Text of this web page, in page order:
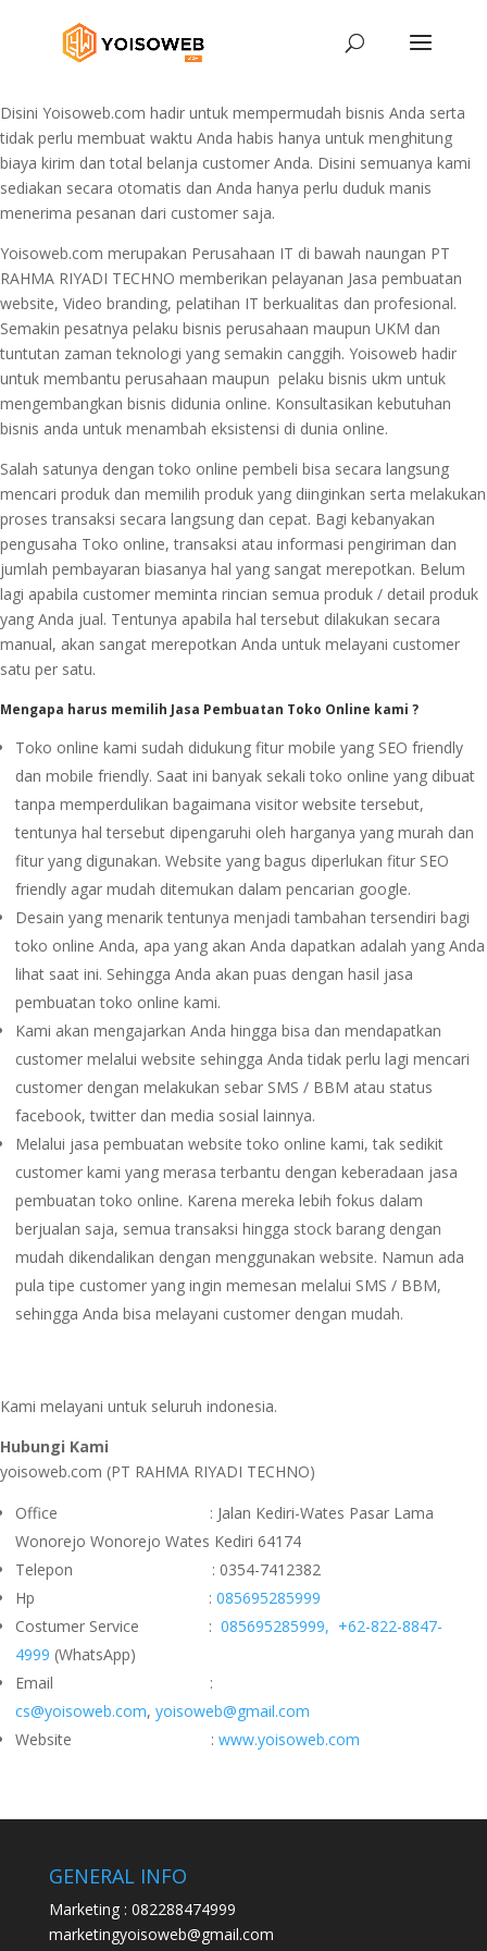
Disini Yoisoweb.com hadir untuk mempermudah bisnis Anda serta
tidak perlu membuat waktu Anda habis hanya untuk menghitung
biaya kirim dan total belanja customer Anda. Disini semuanya kami
sediakan secara otomatis dan Anda hanya perlu duduk manis
menerima pesanan dari customer saja.
Yoisoweb.com merupakan Perusahaan IT di bawah naungan PT
RAHMA RIYADI TECHNO memberikan pelayanan Jasa pembuatan
website, Video branding, pelatihan IT berkualitas dan profesional.
Semakin pesatnya pelaku bisnis perusahaan maupun UKM dan
tuntutan zaman teknologi yang semakin canggih. Yoisoweb hadir
untuk membantu perusahaan maupun pelaku bisnis ukm untuk
mengembangkan bisnis didunia online. Konsultasikan kebutuhan
bisnis anda untuk menambah eksistensi di dunia online.
Salah satunya dengan toko online pembeli bisa secara langsung
mencari produk dan memilih produk yang diinginkan serta melakukan
proses transaksi secara langsung dan cepat. Bagi kebanyakan
pengusaha Toko online, transaksi atau informasi pengiriman dan
jumlah pembayaran biasanya hal yang sangat merepotkan. Belum
lagi apabila customer meminta rincian semua produk / detail produk
yang Anda jual. Tentunya apabila hal tersebut dilakukan secara
manual, akan sangat merepotkan Anda untuk melayani customer
satu per satu.
Mengapa harus memilih Jasa Pembuatan Toko Online kami ?
Toko online kami sudah didukung fitur mobile yang SEO friendly
dan mobile friendly. Saat ini banyak sekali toko online yang dibuat
tanpa memperdulikan bagaimana visitor website tersebut,
tentunya hal tersebut dipengaruhi oleh harganya yang murah dan
fitur yang digunakan. Website yang bagus diperlukan fitur SEO
friendly agar mudah ditemukan dalam pencarian google.
Desain yang menarik tentunya menjadi tambahan tersendiri bagi
toko online Anda, apa yang akan Anda dapatkan adalah yang Anda
lihat saat ini. Sehingga Anda akan puas dengan hasil jasa
pembuatan toko online kami.
Kami akan mengajarkan Anda hingga bisa dan mendapatkan
customer melalui website sehingga Anda tidak perlu lagi mencari
customer dengan melakukan sebar SMS / BBM atau status
facebook, twitter dan media sosial lainnya.
Melalui jasa pembuatan website toko online kami, tak sedikit
customer kami yang merasa terbantu dengan keberadaan jasa
pembuatan toko online. Karena mereka lebih fokus dalam
berjualan saja, semua transaksi hingga stock barang dengan
mudah dikendalikan dengan menggunakan website. Namun ada
pula tipe customer yang ingin memesan melalui SMS / BBM,
sehingga Anda bisa melayani customer dengan mudah.
Kami melayani untuk seluruh indonesia.
Hubungi Kami
yoisoweb.com (PT RAHMA RIYADI TECHNO)
Office : Jalan Kediri-Wates Pasar Lama
Wonorejo Wonorejo Wates Kediri 64174
Telepon : 0354-7412382
Hp : 085695285999
Costumer Service : 085695285999, +62-822-8847-
4999 (WhatsApp)
Email :
cs@yoisoweb.com, yoisoweb@gmail.com
Website : www.yoisoweb.com
GENERAL INFO
Marketing : 082288474999
marketingyoisoweb@gmail.com